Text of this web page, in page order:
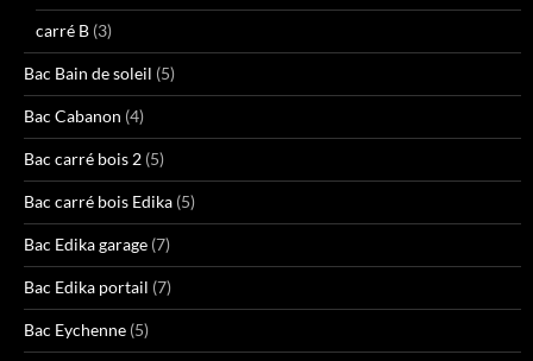
carré B (3)
Bac Bain de soleil (5)
Bac Cabanon (4)
Bac carré bois 2 (5)
Bac carré bois Edika (5)
Bac Edika garage (7)
Bac Edika portail (7)
Bac Eychenne (5)